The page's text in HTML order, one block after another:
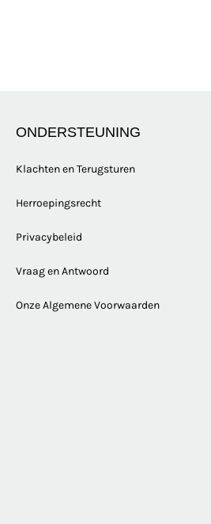
ONDERSTEUNING
Klachten en Terugsturen
Herroepingsrecht
Privacybeleid
Vraag en Antwoord
Onze Algemene Voorwaarden